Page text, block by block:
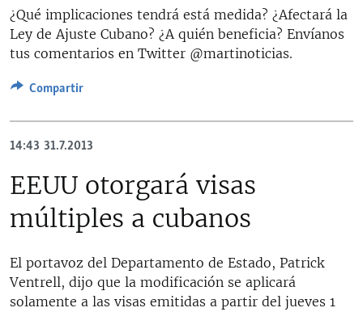
¿Qué implicaciones tendrá está medida? ¿Afectará la
Ley de Ajuste Cubano? ¿A quién beneficia? Envíanos
tus comentarios en Twitter @martinoticias.
Compartir
14:43 31.7.2013
EEUU otorgará visas
múltiples a cubanos
El portavoz del Departamento de Estado, Patrick
Ventrell, dijo que la modificación se aplicará
solamente a las visas emitidas a partir del jueves 1